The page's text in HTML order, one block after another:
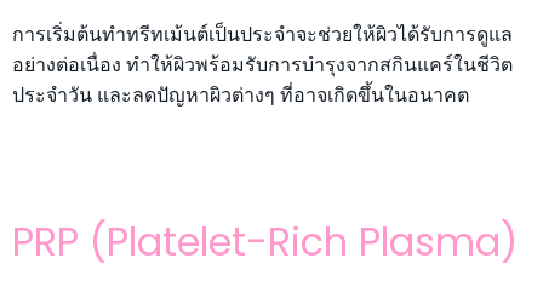
การเริ่มต้นทำทรีทเม้นต์เป็นประจำจะช่วยให้ผิวได้รับการดูแล
อย่างต่อเนื่อง ทำให้ผิวพร้อมรับการบำรุงจากสกินแคร์ในชีวิต
ประจำวัน และลดปัญหาผิวต่างๆ ที่อาจเกิดขึ้นในอนาคต
PRP (Platelet-Rich Plasma)